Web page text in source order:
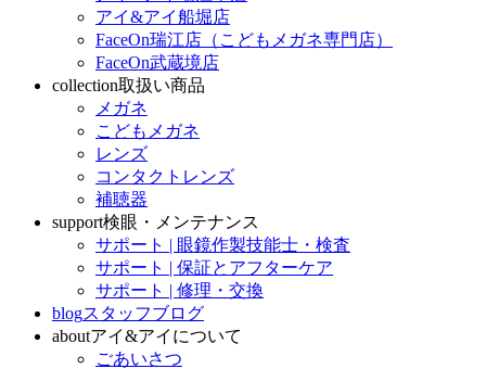
アイ&アイ船堀店
FaceOn瑞江店（こどもメガネ専門店）
FaceOn武蔵境店
collection取扱い商品
メガネ
こどもメガネ
レンズ
コンタクトレンズ
補聴器
support検眼・メンテナンス
サポート | 眼鏡作製技能士・検査
サポート | 保証とアフターケア
サポート | 修理・交換
blogスタッフブログ
aboutアイ&アイについて
ごあいさつ